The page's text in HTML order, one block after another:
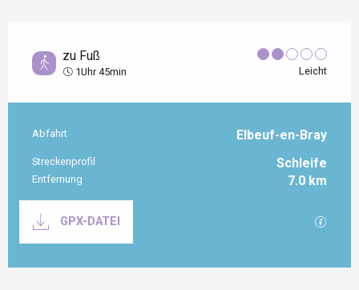
zu Fuß
1Uhr 45min Leicht
Praktische Informationen
Abfahrt Elbeuf-en-Bray
Streckenprofil Schleife
Entfernung 7.0 km
GPX-DATEI Mit